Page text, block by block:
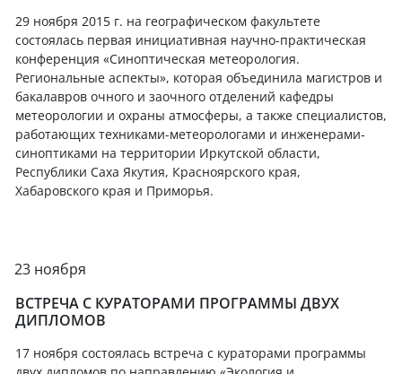
29 ноября 2015 г. на географическом факультете
состоялась первая инициативная научно-практическая
конференция «Синоптическая метеорология.
Региональные аспекты», которая объединила магистров и
бакалавров очного и заочного отделений кафедры
метеорологии и охраны атмосферы, а также специалистов,
работающих техниками-метеорологами и инженерами-
синоптиками на территории Иркутской области,
Республики Саха Якутия, Красноярского края,
Хабаровского края и Приморья.
23 ноября
ВСТРЕЧА С КУРАТОРАМИ ПРОГРАММЫ ДВУХ
ДИПЛОМОВ
17 ноября состоялась встреча с кураторами программы